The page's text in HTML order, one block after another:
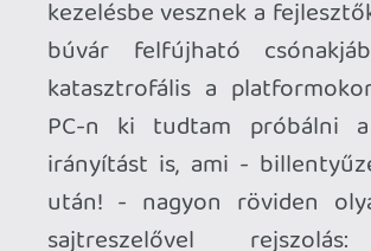
A Desperados tényleg jól fut, nemrég
játszottam végig megint és neked is csak
ajánlani tudom. (Mondjuk én a GOG-os
változatot Heroic Launcher-en keresztül,
de nem hinném, hogy az számítana.)
Viszont hiába támogatja már natívan a
szélesvásznú felbontásokat a legújabb
frissítés óta, mégis inkább egy rajongói
widescreen patch-et javasolok hozzá,
mert gyárilag ezt úgy érték el, hogy